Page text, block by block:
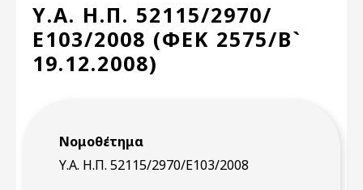
Υ.Α. Η.Π. 52115/2970/
Ε103/2008 (ΦΕΚ 2575/Β`
19.12.2008)
Νομοθέτημα
Υ.Α. Η.Π. 52115/2970/Ε103/2008